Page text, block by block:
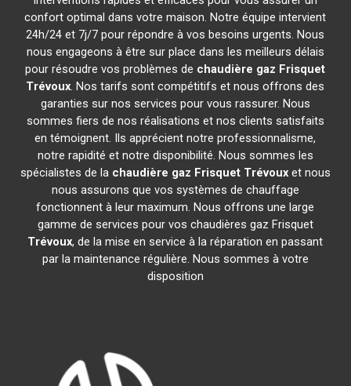
confort optimal dans votre maison. Notre équipe intervient
24h/24 et 7j/7 pour répondre à vos besoins urgents. Nous
nous engageons à être sur place dans les meilleurs délais
pour résoudre vos problèmes de chaudière gaz Frisquet
Trévoux. Nos tarifs sont compétitifs et nous offrons des
garanties sur nos services pour vous rassurer. Nous
sommes fiers de nos réalisations et nos clients satisfaits
en témoignent. Ils apprécient notre professionnalisme,
notre rapidité et notre disponibilité. Nous sommes les
spécialistes de la chaudière gaz Frisquet Trévouxet nous
nous assurons que vos systèmes de chauffage
fonctionnent à leur maximum. Nous offrons une large
gamme de services pour vos chaudières gaz Frisquet
Trévoux, de la mise en service à la réparation en passant
par la maintenance régulière. Nous sommes à votre
disposition